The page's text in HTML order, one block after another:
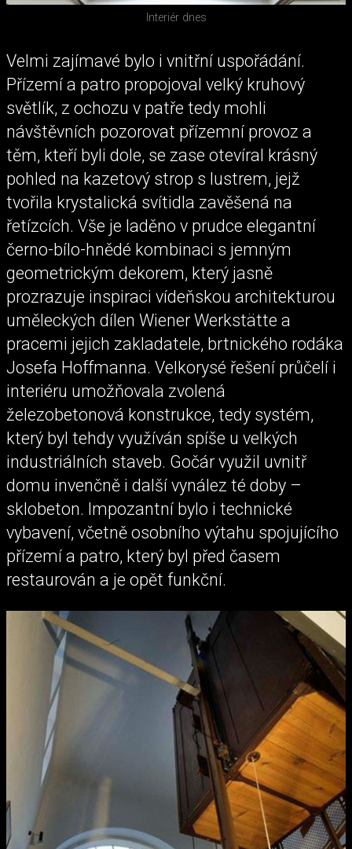
Interiér dnes
Velmi zajímavé bylo i vnitřní uspořádání.
Přízemí a patro propojoval velký kruhový
světlík, z ochozu v patře tedy mohli
návštěvních pozorovat přízemní provoz a
těm, kteří byli dole, se zase otevíral krásný
pohled na kazetový strop s lustrem, jejž
tvořila krystalická svítidla zavěšená na
řetízcích. Vše je laděno v prudce elegantní
černo-bílo-hnědé kombinaci s jemným
geometrickým dekorem, který jasně
prozrazuje inspiraci vídeňskou architekturou
uměleckých dílen Wiener Werkstätte a
pracemi jejich zakladatele, brtnického rodáka
Josefa Hoffmanna. Velkorysé řešení průčelí i
interiéru umožňovala zvolená
železobetonová konstrukce, tedy systém,
který byl tehdy využíván spíše u velkých
industriálních staveb. Gočár využil uvnitř
domu invenčně i další vynález té doby –
sklobeton. Impozantní bylo i technické
vybavení, včetně osobního výtahu spojujícího
přízemí a patro, který byl před časem
restaurován a je opět funkční.